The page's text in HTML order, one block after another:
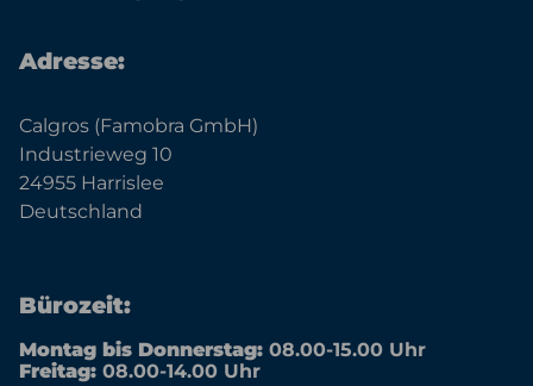
Adresse:
Calgros (Famobra GmbH)
Industrieweg 10
24955 Harrislee
Deutschland
Bürozeit:
Montag bis Donnerstag: 08.00-15.00 Uhr
Freitag: 08.00-14.00 Uhr